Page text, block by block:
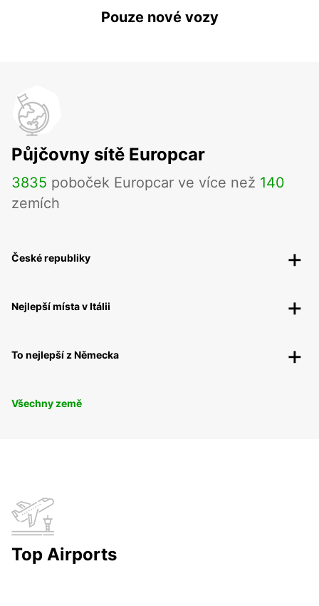
Pouze nové vozy
Půjčovny sítě Europcar
3835 poboček Europcar ve více než 140
zemích
České republiky
Nejlepší místa v Itálii
To nejlepší z Německa
Všechny země
Top Airports